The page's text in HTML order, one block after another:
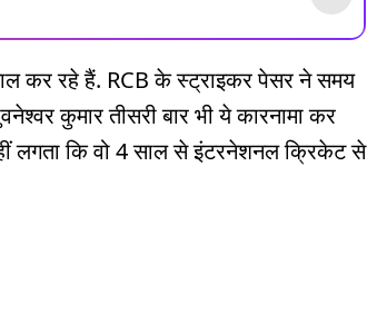
कर रहे हैं. RCB के स्ट्राइकर पेसर ने समय
कुमार तीसरी बार भी ये कारनामा कर
लगता कि वो 4 साल से इंटरनेशनल क्रिकेट से